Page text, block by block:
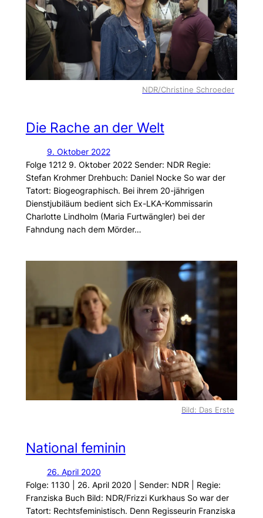
NDR/Christine Schroeder
Die Rache an der Welt
9. Oktober 2022
Folge 1212 9. Oktober 2022 Sender: NDR Regie:
Stefan Krohmer Drehbuch: Daniel Nocke So war der
Tatort: Biogeographisch. Bei ihrem 20-jährigen
Dienstjubiläum bedient sich Ex-LKA-Kommissarin
Charlotte Lindholm (Maria Furtwängler) bei der
Fahndung nach dem Mörder…
Bild: Das Erste
National feminin
26. April 2020
Folge: 1130 | 26. April 2020 | Sender: NDR | Regie:
Franziska Buch Bild: NDR/Frizzi Kurkhaus So war der
Tatort: Rechtsfeministisch. Denn Regisseurin Franziska